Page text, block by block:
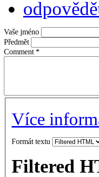
Vaše jméno
Předmět
Comment *
Více
Formát textu
Filtered